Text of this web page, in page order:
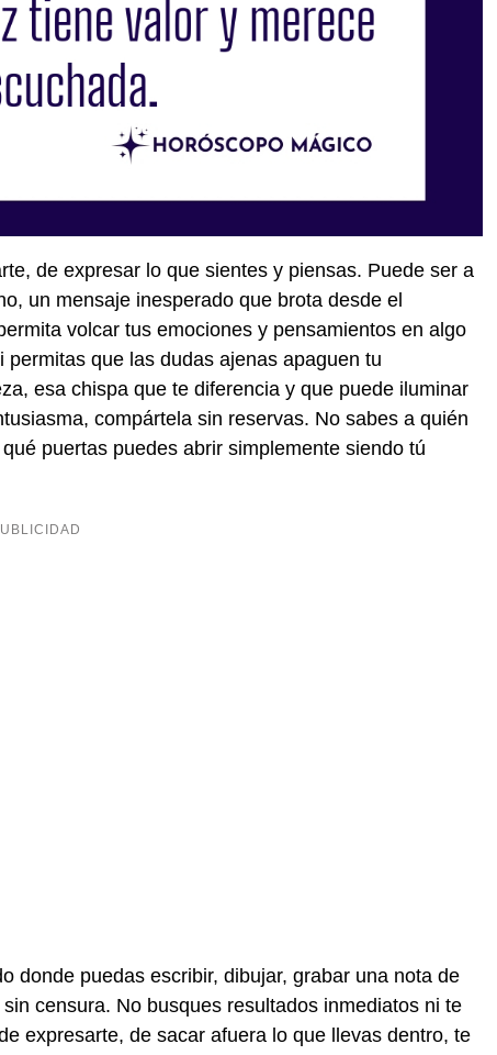
de expresar lo que sientes y piensas. Puede ser a
un mensaje inesperado que brota desde el
volcar tus emociones y pensamientos en algo
que las dudas ajenas apaguen tu
esa chispa que te diferencia y que puede iluminar
compártela sin reservas. No sabes a quién
puertas puedes abrir simplemente siendo tú
donde puedas escribir, dibujar, grabar una nota de
censura. No busques resultados inmediatos ni te
expresarte, de sacar afuera lo que llevas dentro, te